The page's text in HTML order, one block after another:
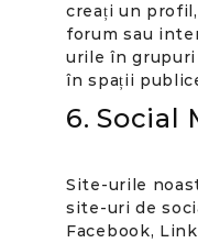
creați un
forum sau
urile în
în spații
6. Social
Site-urile
site-uri de
Facebook,